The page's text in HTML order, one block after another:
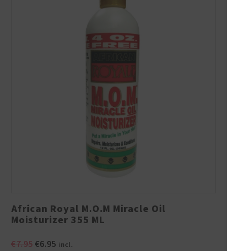
African Royal M.O.M Miracle Oil
Moisturizer 355 ML
€7.95 Oorspronkelijke
€6.95Huidige
incl.